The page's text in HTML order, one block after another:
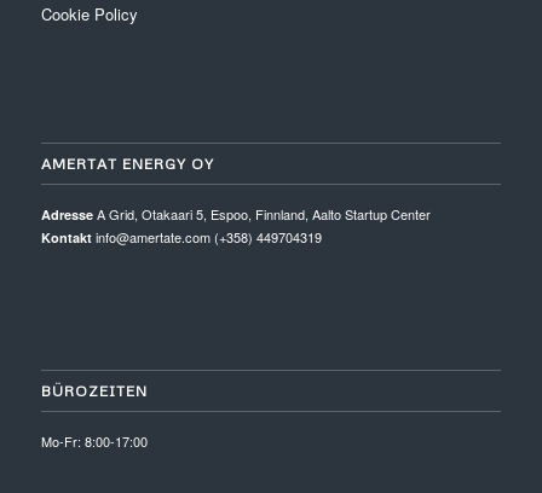
Cookie Policy
AMERTAT ENERGY OY
AdresseA Grid, Otakaari 5, Espoo, Finnland, Aalto Startup Center
Kontaktinfo@amertate.com (+358) 449704319
BÜROZEITEN
Mo-Fr: 8:00-17:00